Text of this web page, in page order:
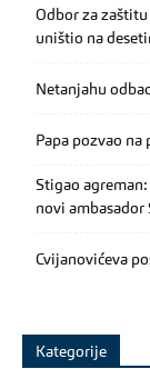
Odbor za
uništio na
Netanjahu
Papa pozvao
Stigao
novi ambasador
Cvijanovićeva
Kategorije